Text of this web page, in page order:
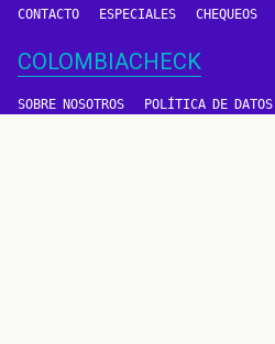
CONTACTO ESPECIALES CHEQUEOS
COLOMBIACHECK
SOBRE NOSOTROS POLÍTICA DE DATOS